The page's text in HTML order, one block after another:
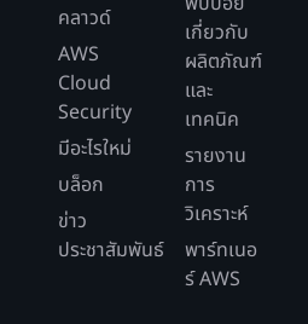
คลาวด์
AWS
Cloud
Security
มีอะไรใหม่
บล็อก
ข่าว
ประชาสัมพันธ์
เกี่ยวกับ
ผลิตภัณฑ์
และ
เทคนิค
รายงาน
การ
วิเคราะห์
พาร์ทเนอ
ร์ AWS